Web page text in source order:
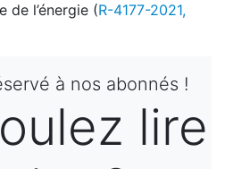
de l’énergie (R-4177-2021,
à nos abonnés !
lire